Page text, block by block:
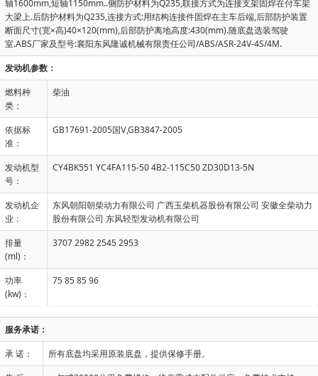
轴1600mm,短轴1150mm..侧防护材料为Q235,联接方式为连接支架固焊在付车架
大梁上.后防护材料为Q235,连接方式:用结构连接件固焊在主车后端,后部防护装置
断面尺寸(宽×高)40×120(mm),后部防护离地高度:430(mm).随底盘选装驾驶
室.ABS厂家及型号:襄阳东风隆诚机械有限责任公司/ABS/ASR-24V-4S/4M.
发动机参数：
燃料种
类：
柴油
依据标
准：
GB17691-2005国Ⅴ,GB3847-2005
发动机型
号：
CY4BK551 YC4FA115-50 4B2-115C50 ZD30D13-5N
发动机企
业：
东风朝阳朝柴动力有限公司 广西玉柴机器股份有限公司 安徽全柴动力
股份有限公司 东风轻型发动机有限公司
排量
(ml)：
3707 2982 2545 2953
功率
(kw)：
75 85 85 96
服务承诺：
承 诺：
所有底盘均采用原装底盘，提供保修手册。